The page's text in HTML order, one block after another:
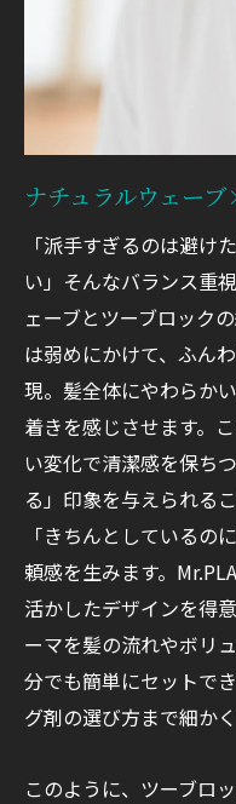
ナチュラルウェー
「派手すぎるのは避け
い」そんなバランス重
ェーブとツーブロック
は弱めにかけて、ふん
現。髪全体にやわらか
着きを感じさせます。
い変化で清潔感を保ち
る」印象を与えられる
「きちんとしているの
頼感を生みます。
活かしたデザインを得
ーマを髪の流れやボリ
分でも簡単にセットで
グ剤の選び方まで細か
このように、ツーブロ